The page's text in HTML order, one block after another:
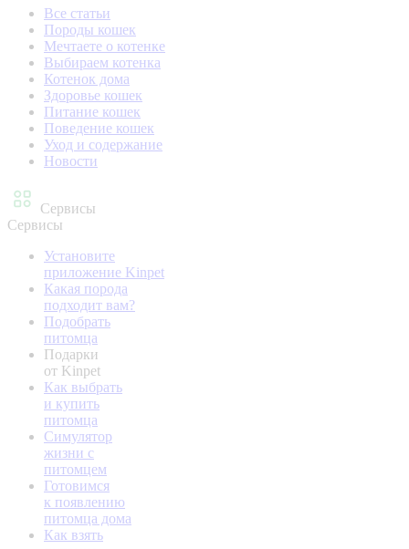
Все статьи
Породы кошек
Мечтаете о котенке
Выбираем котенка
Котенок дома
Здоровье кошек
Питание кошек
Поведение кошек
Уход и содержание
Новости
Сервисы
Сервисы
Установите
приложение Kinpet
Какая порода
подходит вам?
Подобрать
питомца
Подарки
от Kinpet
Как выбрать
и купить
питомца
Симулятор
жизни с
питомцем
Готовимся
к появлению
питомца дома
Как взять